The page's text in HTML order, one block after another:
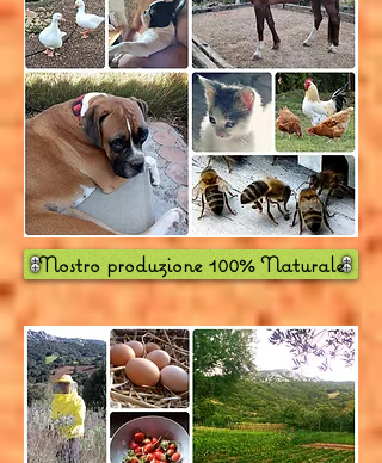
Nostro produzione 100% Naturale